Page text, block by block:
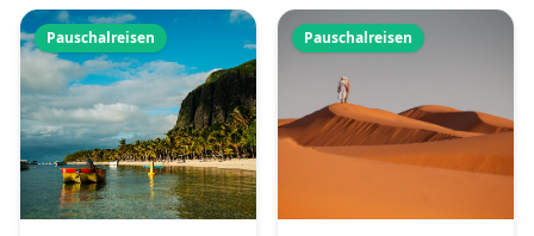
Pauschalreisen Pauschalreisen